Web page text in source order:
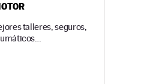
talleres, seguros,